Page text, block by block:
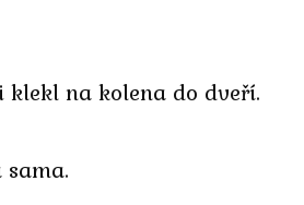
klekl na kolena do dveří.